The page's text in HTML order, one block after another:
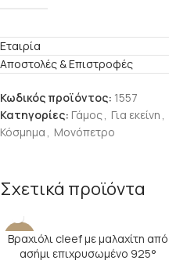
Εταιρία
Αποστολές & Επιστροφές
Κωδικός προϊόντος: 1557
Κατηγορίες: Γάμος, Για εκείνη ,
Κόσμημα , Μονόπετρο
Σχετικά προϊόντα
-17%
Βραχιόλι cleef με μαλαχίτη από
ασήμι επιχρυσωμένο 925°